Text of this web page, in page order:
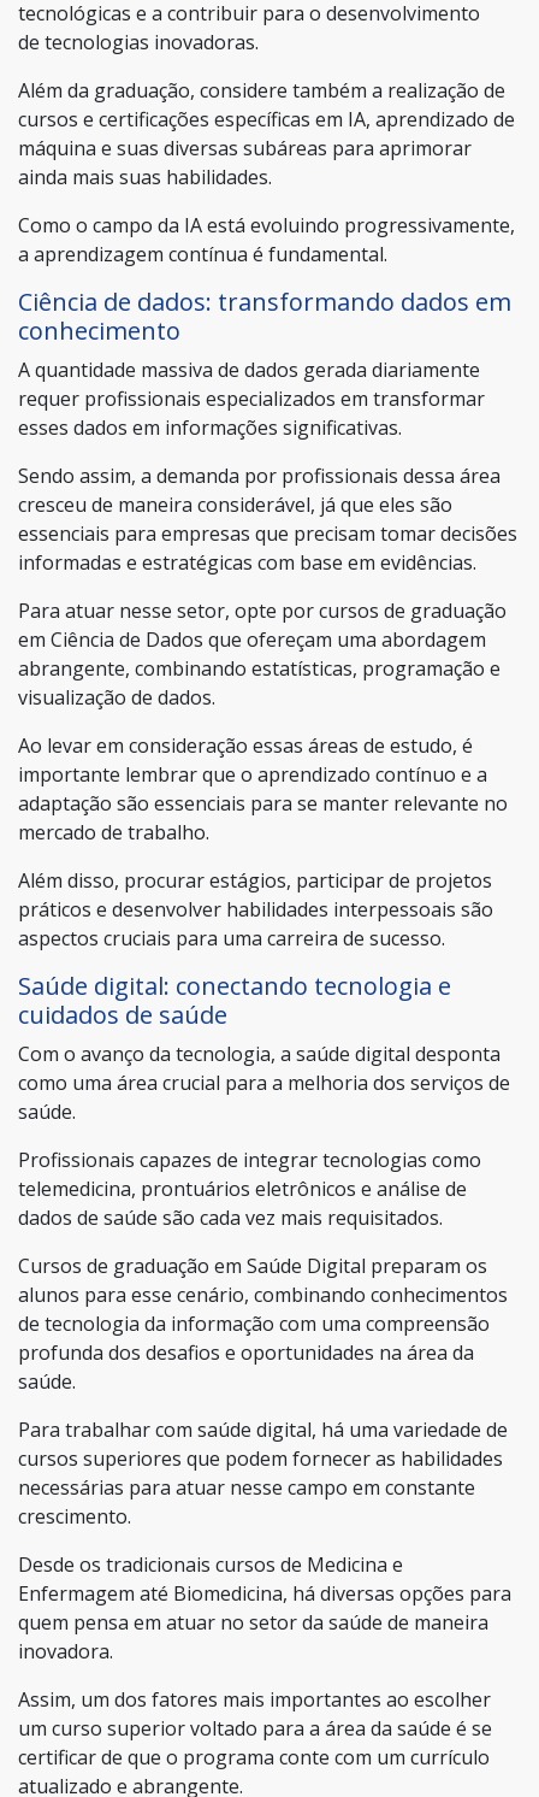
tecnológicas e a contribuir para o desenvolvimento
de tecnologias inovadoras.
Além da graduação, considere também a realização de
cursos e certificações específicas em IA, aprendizado de
máquina e suas diversas subáreas para aprimorar
ainda mais suas habilidades.
Como o campo da IA está evoluindo progressivamente,
a aprendizagem contínua é fundamental.
Ciência de dados: transformando dados em
conhecimento
A quantidade massiva de dados gerada diariamente
requer profissionais especializados em transformar
esses dados em informações significativas.
Sendo assim, a demanda por profissionais dessa área
cresceu de maneira considerável, já que eles são
essenciais para empresas que precisam tomar decisões
informadas e estratégicas com base em evidências.
Para atuar nesse setor, opte por cursos de graduação
em Ciência de Dados que ofereçam uma abordagem
abrangente, combinando estatísticas, programação e
visualização de dados.
Ao levar em consideração essas áreas de estudo, é
importante lembrar que o aprendizado contínuo e a
adaptação são essenciais para se manter relevante no
mercado de trabalho.
Além disso, procurar estágios, participar de projetos
práticos e desenvolver habilidades interpessoais são
aspectos cruciais para uma carreira de sucesso.
Saúde digital: conectando tecnologia e
cuidados de saúde
Com o avanço da tecnologia, a saúde digital desponta
como uma área crucial para a melhoria dos serviços de
saúde.
Profissionais capazes de integrar tecnologias como
telemedicina, prontuários eletrônicos e análise de
dados de saúde são cada vez mais requisitados.
Cursos de graduação em Saúde Digital preparam os
alunos para esse cenário, combinando conhecimentos
de tecnologia da informação com uma compreensão
profunda dos desafios e oportunidades na área da
saúde.
Para trabalhar com saúde digital, há uma variedade de
cursos superiores que podem fornecer as habilidades
necessárias para atuar nesse campo em constante
crescimento.
Desde os tradicionais cursos de Medicina e
Enfermagem até Biomedicina, há diversas opções para
quem pensa em atuar no setor da saúde de maneira
inovadora.
Assim, um dos fatores mais importantes ao escolher
um curso superior voltado para a área da saúde é se
certificar de que o programa conte com um currículo
atualizado e abrangente.